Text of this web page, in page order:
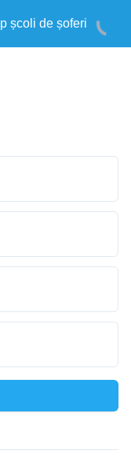
școli de șoferi